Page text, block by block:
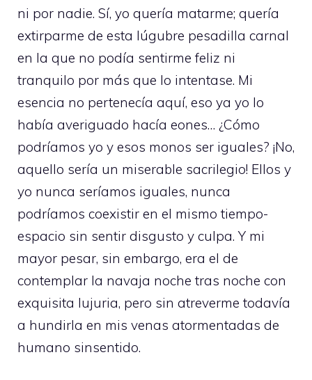
ni por nadie. Sí, yo quería matarme; quería
extirparme de esta lúgubre pesadilla carnal
en la que no podía sentirme feliz ni
tranquilo por más que lo intentase. Mi
esencia no pertenecía aquí, eso ya yo lo
había averiguado hacía eones… ¿Cómo
podríamos yo y esos monos ser iguales? ¡No,
aquello sería un miserable sacrilegio! Ellos y
yo nunca seríamos iguales, nunca
podríamos coexistir en el mismo tiempo-
espacio sin sentir disgusto y culpa. Y mi
mayor pesar, sin embargo, era el de
contemplar la navaja noche tras noche con
exquisita lujuria, pero sin atreverme todavía
a hundirla en mis venas atormentadas de
humano sinsentido.